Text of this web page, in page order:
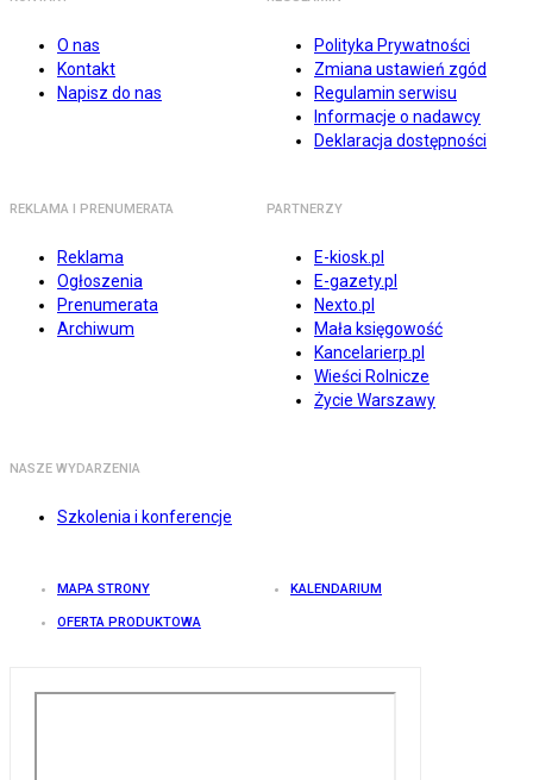
O nas
Kontakt
Napisz do nas
Polityka Prywatności
Zmiana ustawień zgód
Regulamin serwisu
Informacje o nadawcy
Deklaracja dostępności
REKLAMA I PRENUMERATA
Reklama
Ogłoszenia
Prenumerata
Archiwum
PARTNERZY
E-kiosk.pl
E-gazety.pl
Nexto.pl
Mała księgowość
Kancelarierp.pl
Wieści Rolnicze
Życie Warszawy
NASZE WYDARZENIA
Szkolenia i konferencje
MAPA STRONY KALENDARIUM
OFERTA PRODUKTOWA